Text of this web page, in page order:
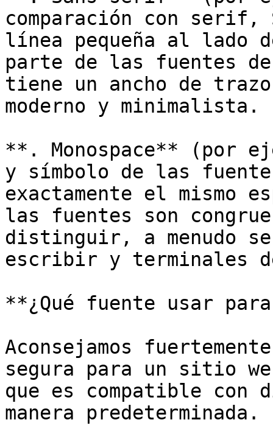
comparación con
línea pequeña al lado
parte de las fuentes
tiene un ancho de
moderno y minimalista.
**. Monospace** (por
y símbolo de las
exactamente el mismo
las fuentes son
distinguir, a menudo
escribir y terminales
**¿Qué fuente usar
Aconsejamos
segura para un sitio
que es compatible
manera predeterminada.